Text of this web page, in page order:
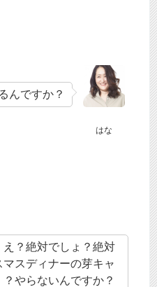
はな
んですか？
え？絶対でしょ？絶対
マスディナーの芽キャ
やらないんですか？